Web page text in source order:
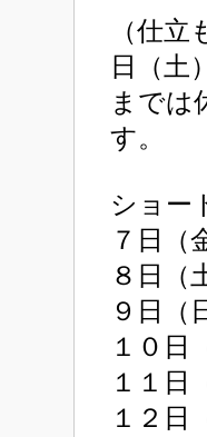
（仕立
日（土
までは
す。
ショー
７日（
８日（
９日（
１０日
１１日
１２日